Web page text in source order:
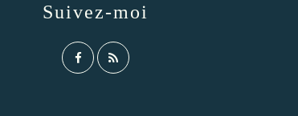
Suivez-moi